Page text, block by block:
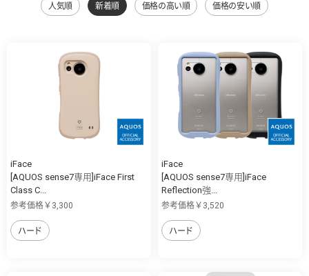
人気順 新着順 価格の高い順 価格の安い順
iFace
[AQUOS sense7専用]iFace First
Class C...
参考価格￥3,300
ハード
iFace
[AQUOS sense7専用]iFace
Reflection強...
参考価格￥3,520
ハード